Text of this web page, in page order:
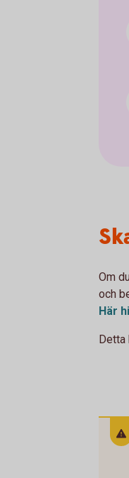
Om
och
Här
Detta